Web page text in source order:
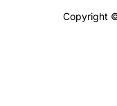
Copyright